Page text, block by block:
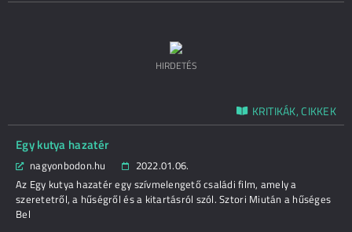
HIRDETÉS
KRITIKÁK, CIKKEK
Egy kutya hazatér
nagyonbodon.hu
2022.01.06.
Az Egy kutya hazatér egy szívmelengető családi film, amely a
szeretetről, a hűségről és a kitartásról szól. Sztori Miután a hűséges
Bel